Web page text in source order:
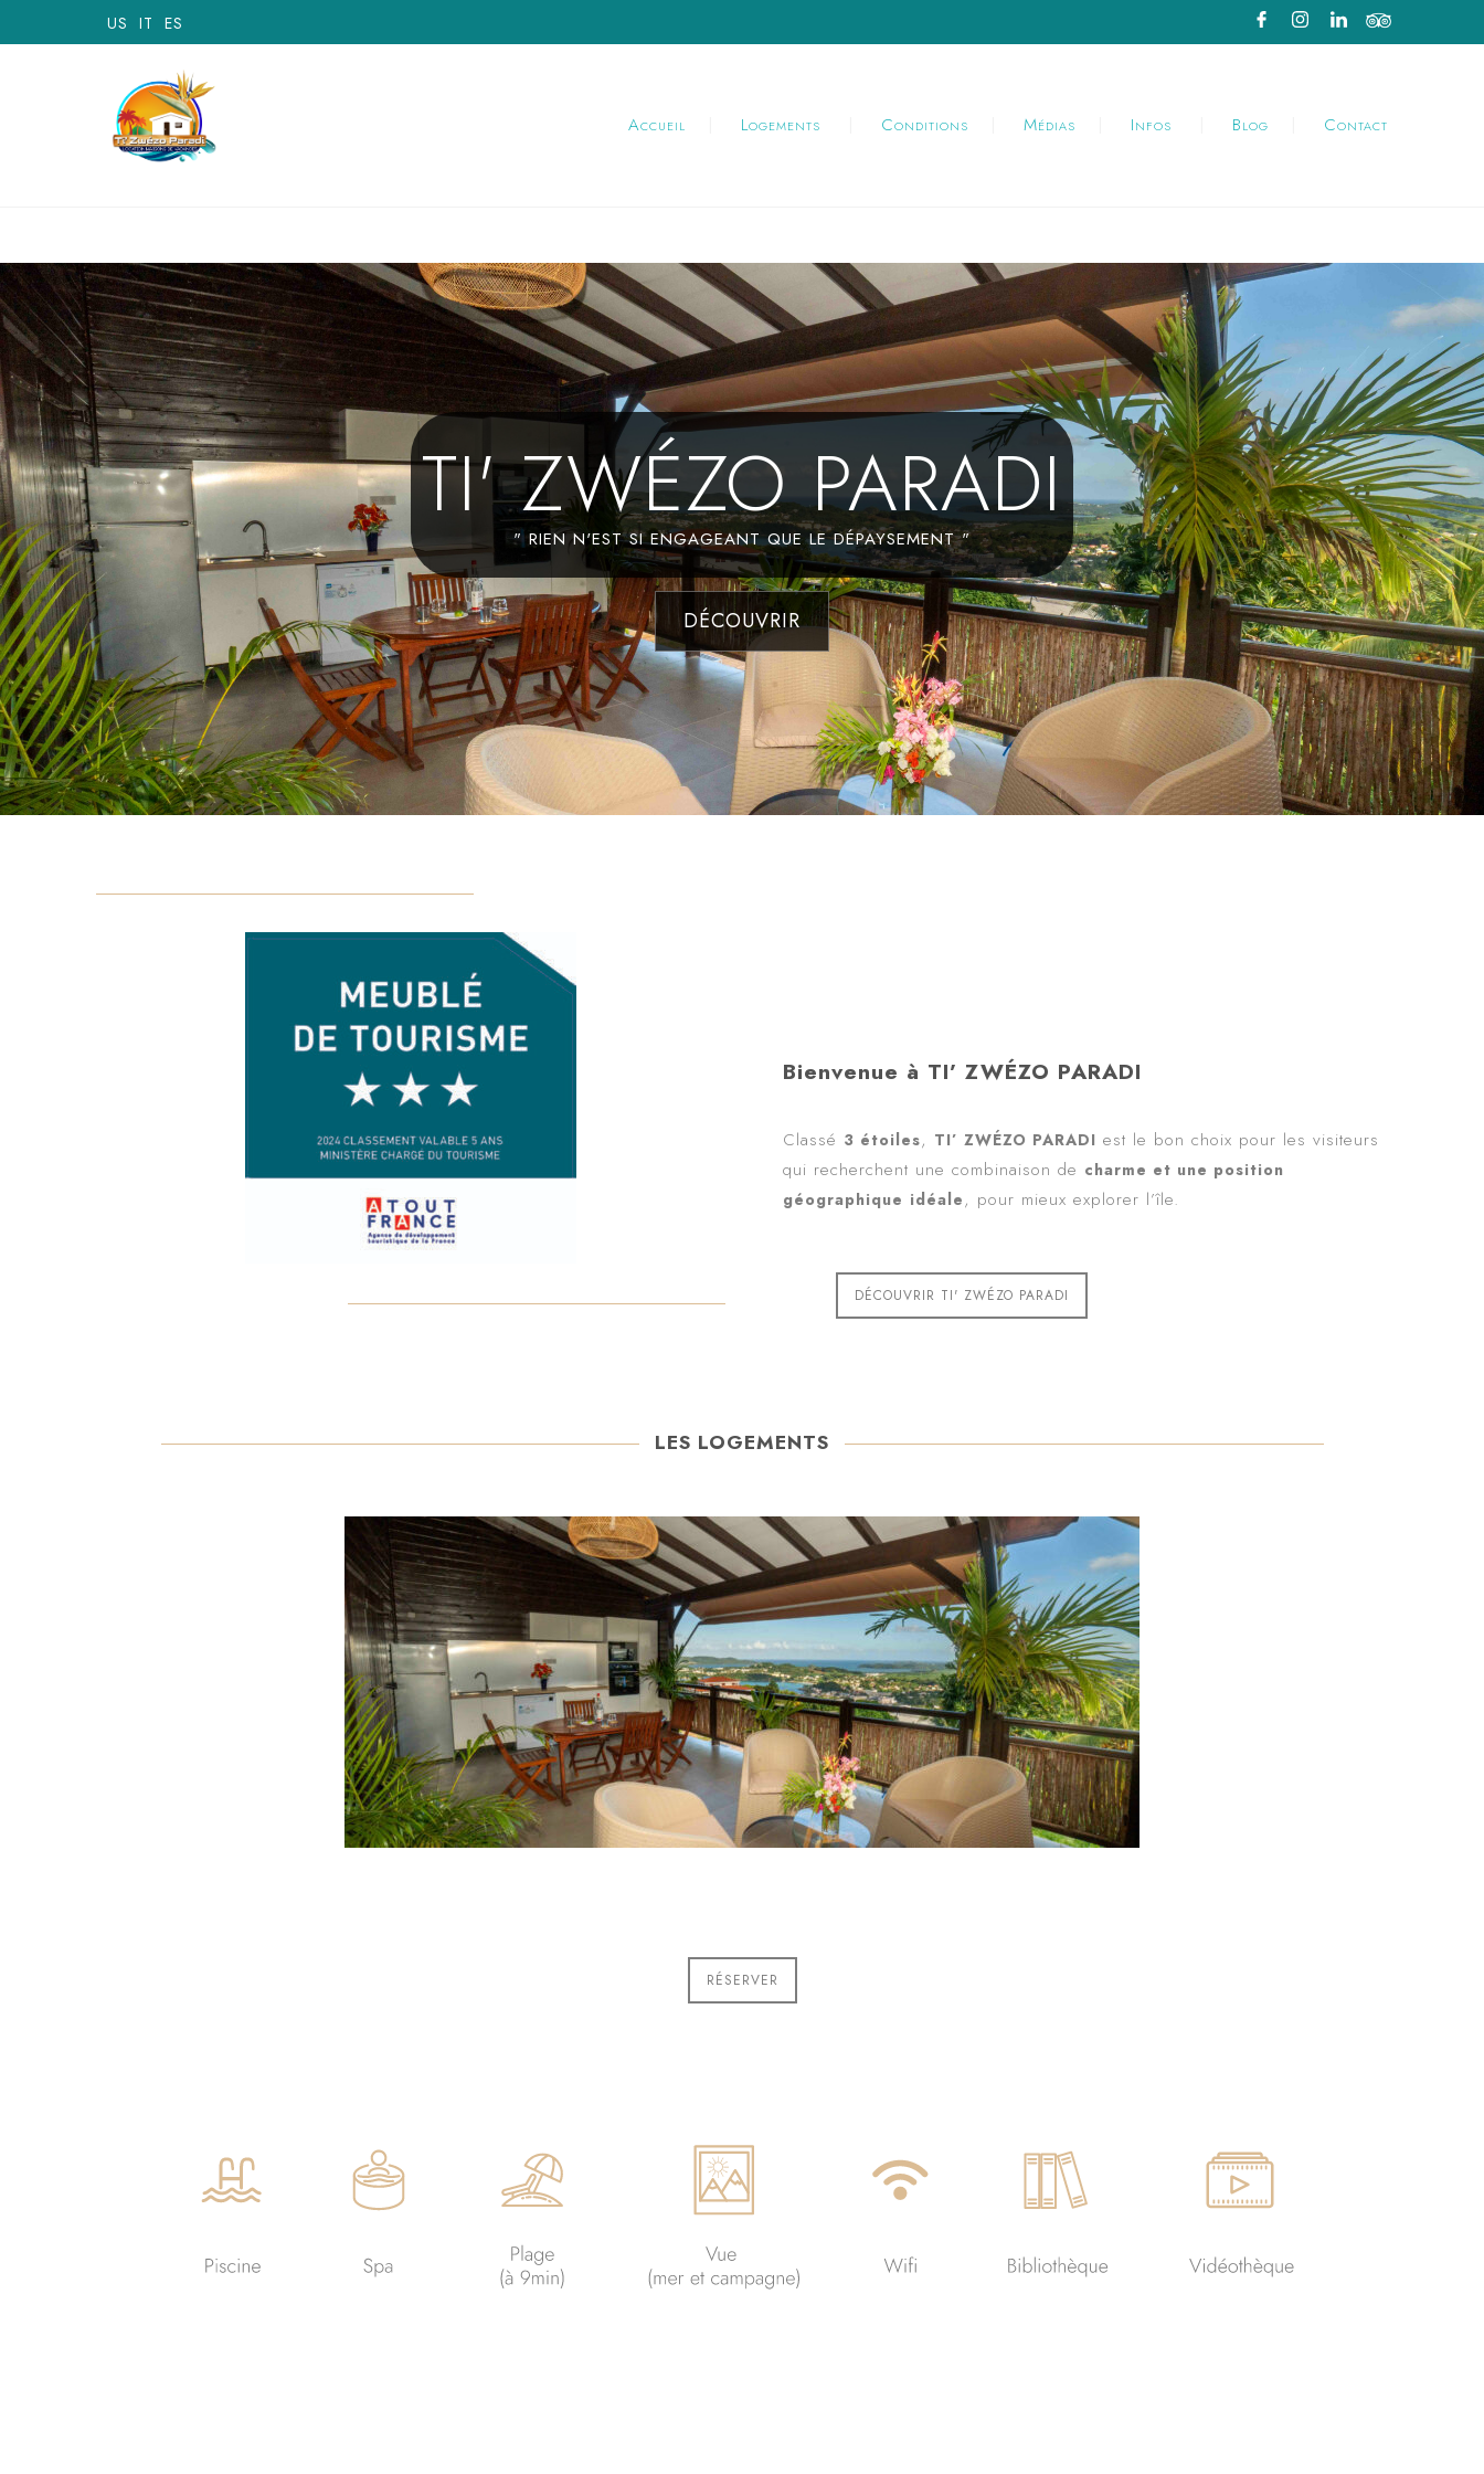
US IT ES
Accueil Logements Conditions Médias Infos Blog Contact
TI' ZWÉZO PARADI
" RIEN N'EST SI ENGAGEANT QUE LE DÉPAYSEMENT "
DÉCOUVRIR
Bienvenue à TI’ ZWÉZO PARADI
Classé 3 étoiles, TI’ ZWÉZO PARADI est le bon choix pour les visiteurs
qui recherchent une combinaison de charme et une position
géographique idéale, pour mieux explorer l’île.
DÉCOUVRIR TI' ZWÉZO PARADI
LES LOGEMENTS
RÉSERVER